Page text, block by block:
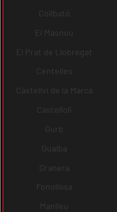
Collbató
El Masnou
El Prat de Llobregat
Centelles
Castellví de la Marca
Castellolí
Gurb
Gualba
Granera
Fonollosa
Manlleu